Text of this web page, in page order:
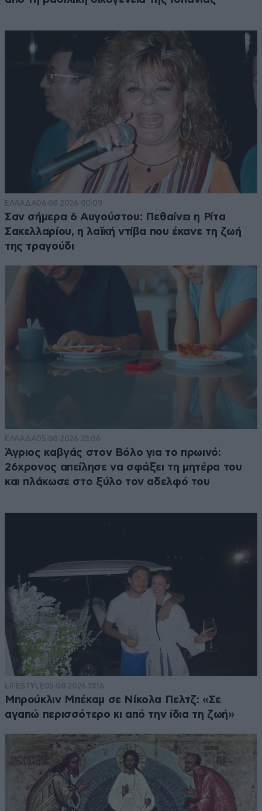
ΕΛΛΑΔΑ06·08·2026 00:09
Σαν σήμερα 6 Αυγούστου: Πεθαίνει η Ρίτα
Σακελλαρίου, η λαϊκή ντίβα που έκανε τη ζωή
της τραγούδι
ΕΛΛΑΔΑ05·08·2026 23:06
Άγριος καβγάς στον Βόλο για το πρωινό:
26χρονος απείλησε να σφάξει τη μητέρα του
και πλάκωσε στο ξύλο τον αδελφό του
LIFESTYLE05·08·2026 13:16
Μπρούκλιν Μπέκαμ σε Νίκολα Πελτζ: «Σε
αγαπώ περισσότερο κι από την ίδια τη ζωή»